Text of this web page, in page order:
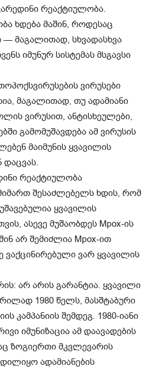
რეაქტიულობა.
ხდება მაშინ, როდესაც
— მაგალითად, სხვადასხვა
იმუნურ სისტემას მსგავსი
ვირუსები
მაგალითად, თუ ადამიანი
ვირუსით, ანტისხეულები,
გამომუშავდება ამ ვირუსის
მაიმუნის ყვავილის
დაცვას.
რეაქტიულობა
შესაძლებელს ხდის, რომ
ყვავილის
ასევე მუშაობდეს Mpox-ის
არ შემიძლია Mpox-ით
ვაქცინირებული ვარ ყვავილის
არ არის გარანტია. ყვავილი
1980 წელს, მასშტაბური
კამპანიის შემდეგ. 1980-იანი
იმუნიზაცია ამ დაავადების
ზოგიერთი მკვლევარის
ადამიანების